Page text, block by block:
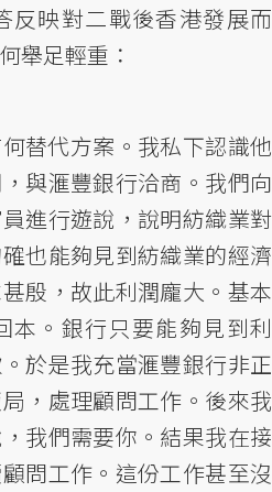
反映對二戰後香港發展而
舉足輕重：
替代方案。我私下認識他
與滙豐銀行洽商。我們向
進行遊說，說明紡織業對
也能夠見到紡織業的經濟
殷，故此利潤龐大。基本
本。銀行只要能夠見到利
於是我充當滙豐銀行非正
，處理顧問工作。後來我
我們需要你。結果我在接
問工作。這份工作甚至沒